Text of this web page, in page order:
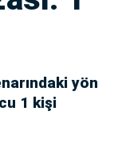
yön
1 kişi